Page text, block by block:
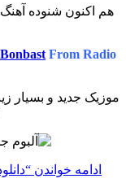
هم اکنون شنوده
Bonbast From Radio
موزیک جدید و بسیار
ادامه خواندن